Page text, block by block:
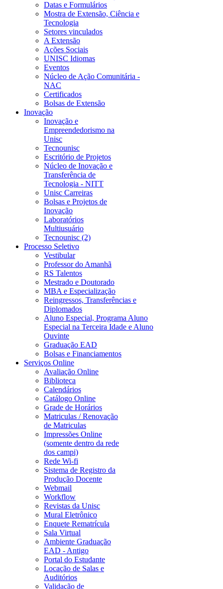
Datas e Formulários
Mostra de Extensão, Ciência e
Tecnologia
Setores vinculados
A Extensão
Ações Sociais
UNISC Idiomas
Eventos
Núcleo de Ação Comunitária -
NAC
Certificados
Bolsas de Extensão
Inovação
Inovação e
Empreendedorismo na
Unisc
Tecnounisc
Escritório de Projetos
Núcleo de Inovação e
Transferência de
Tecnologia - NITT
Unisc Carreiras
Bolsas e Projetos de
Inovação
Laboratórios
Multiusuário
Tecnounisc (2)
Processo Seletivo
Vestibular
Professor do Amanhã
RS Talentos
Mestrado e Doutorado
MBA e Especialização
Reingressos, Transferências e
Diplomados
Aluno Especial, Programa Aluno
Especial na Terceira Idade e Aluno
Ouvinte
Graduação EAD
Bolsas e Financiamentos
Serviços Online
Avaliação Online
Biblioteca
Calendários
Catálogo Online
Grade de Horários
Matriculas / Renovação
de Matriculas
Impressões Online
(somente dentro da rede
dos campi)
Rede Wi-fi
Sistema de Registro da
Produção Docente
Webmail
Workflow
Revistas da Unisc
Mural Eletrônico
Enquete Rematrícula
Sala Virtual
Ambiente Graduação
EAD - Antigo
Portal do Estudante
Locação de Salas e
Auditórios
Validação de